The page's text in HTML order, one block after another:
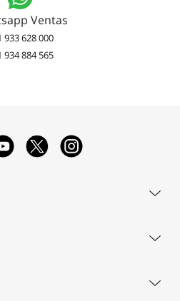
Ventas
933 628 000
934 884 565